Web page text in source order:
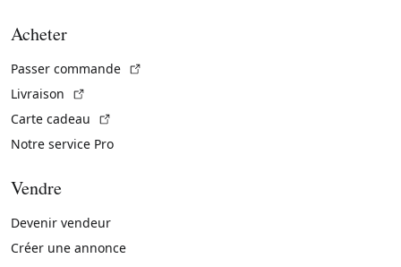
Acheter
Passer commande
Livraison
Carte cadeau
Notre service Pro
Vendre
Devenir vendeur
Créer une annonce